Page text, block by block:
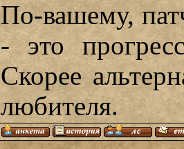
По-вашему,
- это
Скорее
любителя.